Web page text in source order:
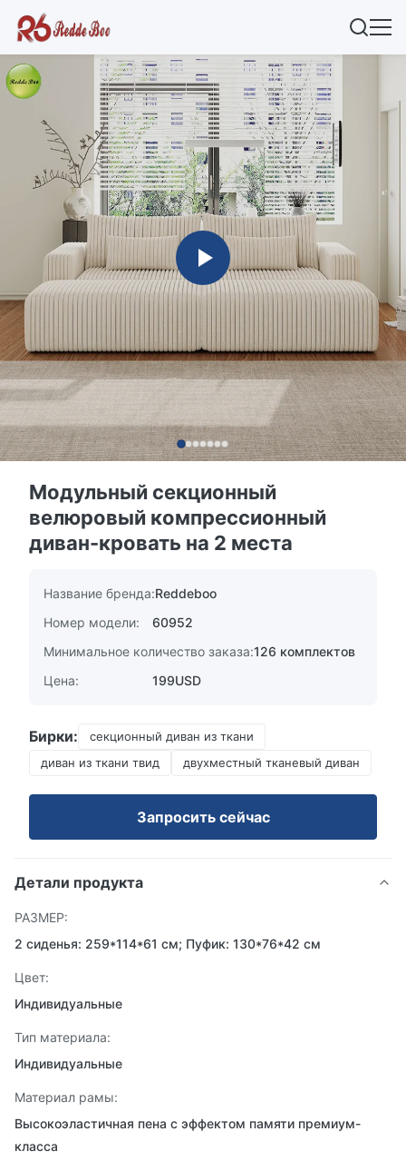
Модульный секционный
велюровый компрессионный
диван-кровать на 2 места
Название бренда:Reddeboo
Номер модели:
60952
Минимальное количество заказа:126 комплектов
Цена:
199USD
Бирки:
секционный диван из ткани
диван из ткани твид
двухместный тканевый диван
Запросить сейчас
Детали продукта
РАЗМЕР:
2 сиденья: 259*114*61 см; Пуфик: 130*76*42 см
Цвет:
Индивидуальные
Тип материала:
Индивидуальные
Материал рамы:
Высокоэластичная пена с эффектом памяти премиум-
класса